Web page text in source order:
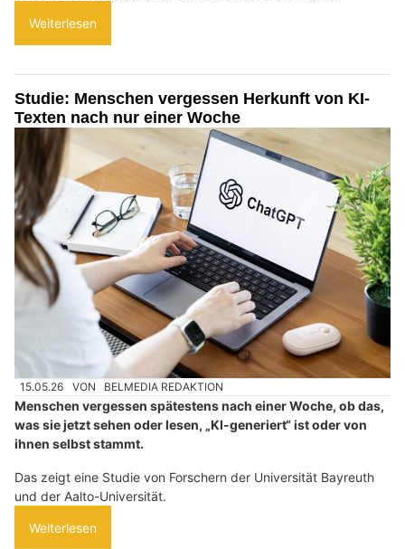
Weiterlesen
Studie: Menschen vergessen Herkunft von KI-
Texten nach nur einer Woche
15.05.26 VON BELMEDIA REDAKTION
Menschen vergessen spätestens nach einer Woche, ob das,
was sie jetzt sehen oder lesen, „KI-generiert“ ist oder von
ihnen selbst stammt.
Das zeigt eine Studie von Forschern der Universität Bayreuth
und der Aalto-Universität.
Weiterlesen